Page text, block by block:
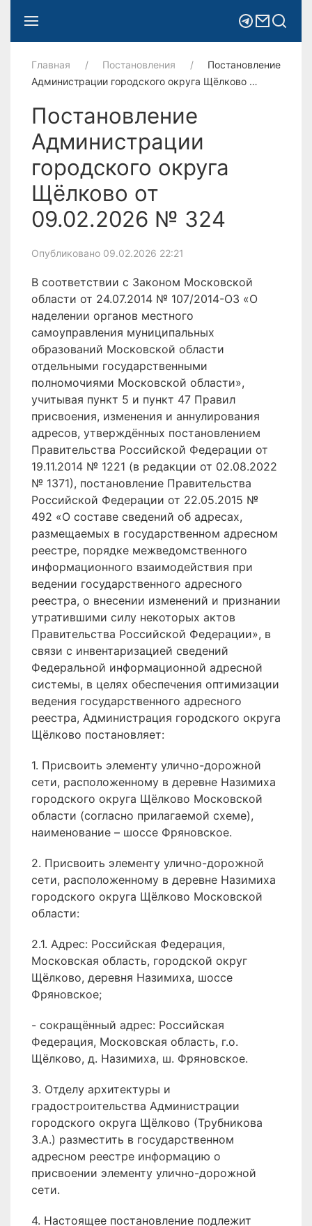
Главная Постановления
Постановление
Администрации городского округа Щёлково …
Постановление
Администрации
городского округа
Щёлково от
09.02.2026 № 324
Опубликовано 09.02.2026 22:21
В соответствии с Законом Московской
области от 24.07.2014 № 107/2014-ОЗ «О
наделении органов местного
самоуправления муниципальных
образований Московской области
отдельными государственными
полномочиями Московской области»,
учитывая пункт 5 и пункт 47 Правил
присвоения, изменения и аннулирования
адресов, утверждённых постановлением
Правительства Российской Федерации от
19.11.2014 № 1221 (в редакции от 02.08.2022
№ 1371), постановление Правительства
Российской Федерации от 22.05.2015 №
492 «О составе сведений об адресах,
размещаемых в государственном адресном
реестре, порядке межведомственного
информационного взаимодействия при
ведении государственного адресного
реестра, о внесении изменений и признании
утратившими силу некоторых актов
Правительства Российской Федерации», в
связи с инвентаризацией сведений
Федеральной информационной адресной
системы, в целях обеспечения оптимизации
ведения государственного адресного
реестра, Администрация городского округа
Щёлково постановляет:
1. Присвоить элементу улично-дорожной
сети, расположенному в деревне Назимиха
городского округа Щёлково Московской
области (согласно прилагаемой схеме),
наименование – шоссе Фряновское.
2. Присвоить элементу улично-дорожной
сети, расположенному в деревне Назимиха
городского округа Щёлково Московской
области:
2.1. Адрес: Российская Федерация,
Московская область, городской округ
Щёлково, деревня Назимиха, шоссе
Фряновское;
- сокращённый адрес: Российская
Федерация, Московская область, г.о.
Щёлково, д. Назимиха, ш. Фряновское.
3. Отделу архитектуры и
градостроительства Администрации
городского округа Щёлково (Трубникова
З.А.) разместить в государственном
адресном реестре информацию о
присвоении элементу улично-дорожной
сети.
4. Настоящее постановление подлежит